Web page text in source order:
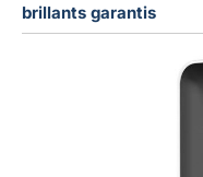
brillants garantis